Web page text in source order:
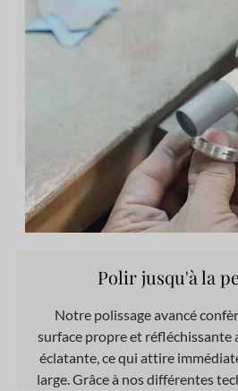
Polir jusqu'à la
Notre polissage avancé
surface propre et réfléchissante
éclatante, ce qui attire
large. Grâce à nos différentes